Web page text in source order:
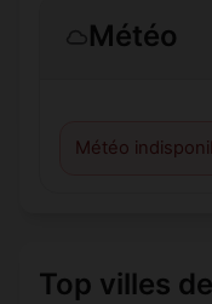
Météo
Météo
Top villes